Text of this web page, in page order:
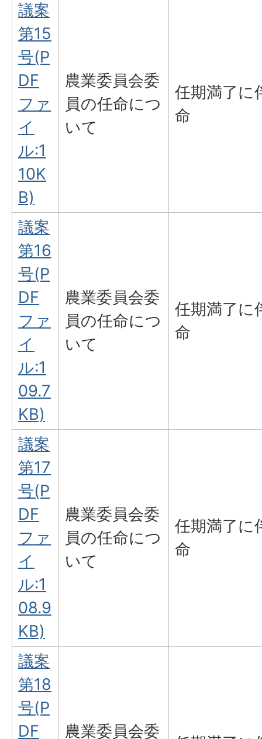
議案
第15
号(P
DF
ファ
イ
ル:1
10K
B)
農業委員会委
員の任命につ
いて
任期満了に
命
議案
第16
号(P
DF
ファ
イ
ル:1
09.7
KB)
農業委員会委
員の任命につ
いて
任期満了に
命
議案
第17
号(P
DF
ファ
イ
ル:1
08.9
KB)
農業委員会委
員の任命につ
いて
任期満了に
命
議案
第18
号(P
DF
農業委員会委